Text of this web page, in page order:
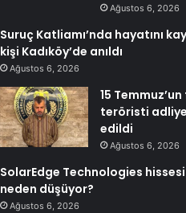
Ağustos 6, 2026
Suruç Katliamı’nda hayatını
kişi Kadıköy’de anıldı
Ağustos 6, 2026
15
teröristi
edildi
Ağustos 6, 2026
SolarEdge Technologies
neden düşüyor?
Ağustos 6, 2026